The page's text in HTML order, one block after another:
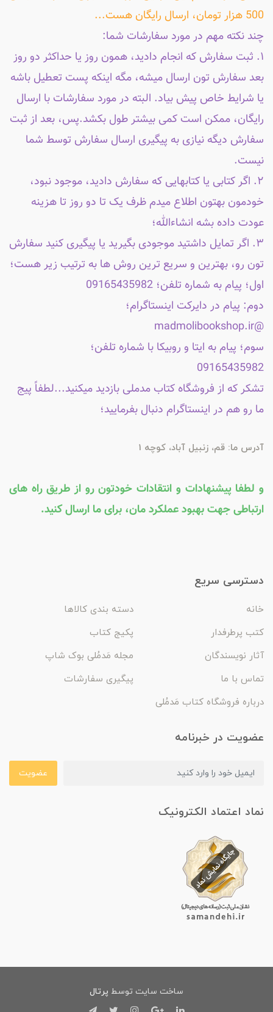
500 هزار تومان، ارسال رایگان هست...
چند نکته مهم در مورد سفارشات شما:
۱. ثبت سفارش که انجام دادید، همون روز یا حداکثر دو روز
بعد سفارش تون ارسال میشه، مگه اینکه پست تعطیل باشه
یا شرایط خاص پیش بیاد. البته در مورد سفارشات با ارسال
رایگان، ممکن است کمی بیشتر طول بکشد.پس، بعد از ثبت
سفارش دیگه نیازی به پیگیری ارسال سفارش توسط شما
نیست.
۲. اگر کتابی یا کتابهایی که سفارش دادید، موجود نبود،
خودمون بهتون اطلاع میدم ظرف یک تا دو روز تا هزینه
عودت داده بشه انشاءالله؛
۳. اگر تمایل داشتید موجودی بگیرید یا پیگیری کنید سفارش
تون رو، بهترین و سریع ترین روش ها به ترتیب زیر هست؛
اول؛ پیام به شماره تلفن؛ 09165435982
دوم: پیام در دایرکت اینستاگرام؛
@madmolibookshop.ir
سوم؛ پیام به ایتا و روبیکا با شماره تلفن؛
09165435982
تشکر که از فروشگاه کتاب مدملی بازدید میکنید...لطفاً پیج
ما رو هم در اینستاگرام دنبال بفرمایید؛
آدرس ما: قم، زنبیل آباد، کوچه 1
و لطفا پیشنهادات و انتقادات خودتون رو از طریق راه های
ارتباطی جهت بهبود عملکرد مان، برای ما ارسال کنید.
دسترسی سریع
خانه
دسته بندی کالاها
کتب پرطرفدار
پکیج کتاب
آثار نویسندگان
مجله مَدمُلی بوک شاپ
تماس با ما
پیگیری سفارشات
درباره فروشگاه کتاب مَدمُلی
عضویت در خبرنامه
عضویت
نماد اعتماد الکترونیک
ساخت سایت توسط پرتال